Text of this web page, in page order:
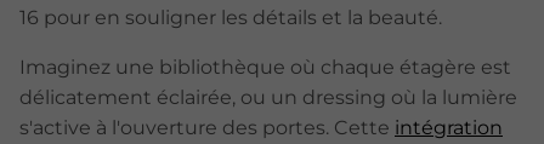
16 pour en souligner les détails et la beauté.
Imaginez une bibliothèque où chaque étagère est
délicatement éclairée, ou un dressing où la lumière
s'active à l'ouverture des portes. Cette intégration